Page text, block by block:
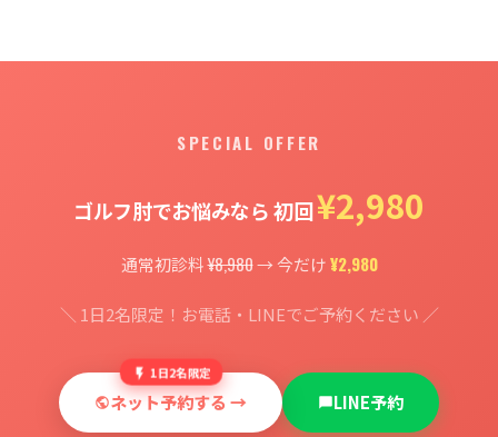
SPECIAL OFFER
ゴルフ肘でお悩みなら 初回¥2,980
通常初診料¥8,980→ 今だけ¥2,980
＼ 1日2名限定！お電話・LINEでご予約ください ／
1日2名限定
ネット予約する → LINE予約